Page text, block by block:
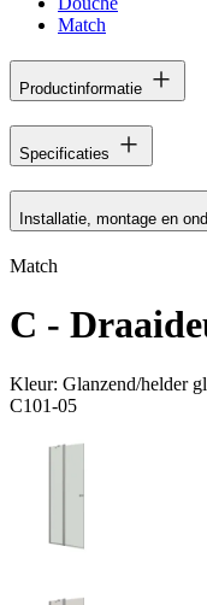
Match
Productinformatie
Specificaties
Installatie, montage en
Match
C -
Kleur: Glanzend/helder
C101-05